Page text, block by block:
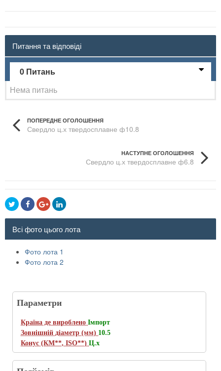
Питання та відповіді
0 Питань
Нема питань
ПОПЕРЕДНЕ ОГОЛОШЕННЯ
Свердло ц.х твердосплавне ф10.8
НАСТУПНЕ ОГОЛОШЕННЯ
Свердло ц.х твердосплавне ф6.8
Всі фото цього лота
Фото лота 1
Фото лота 2
Параметри
Країна де вироблено Імпорт
Зовнішній діаметр (мм) 10.5
Конус (КМ**, ISO**) Ц.х